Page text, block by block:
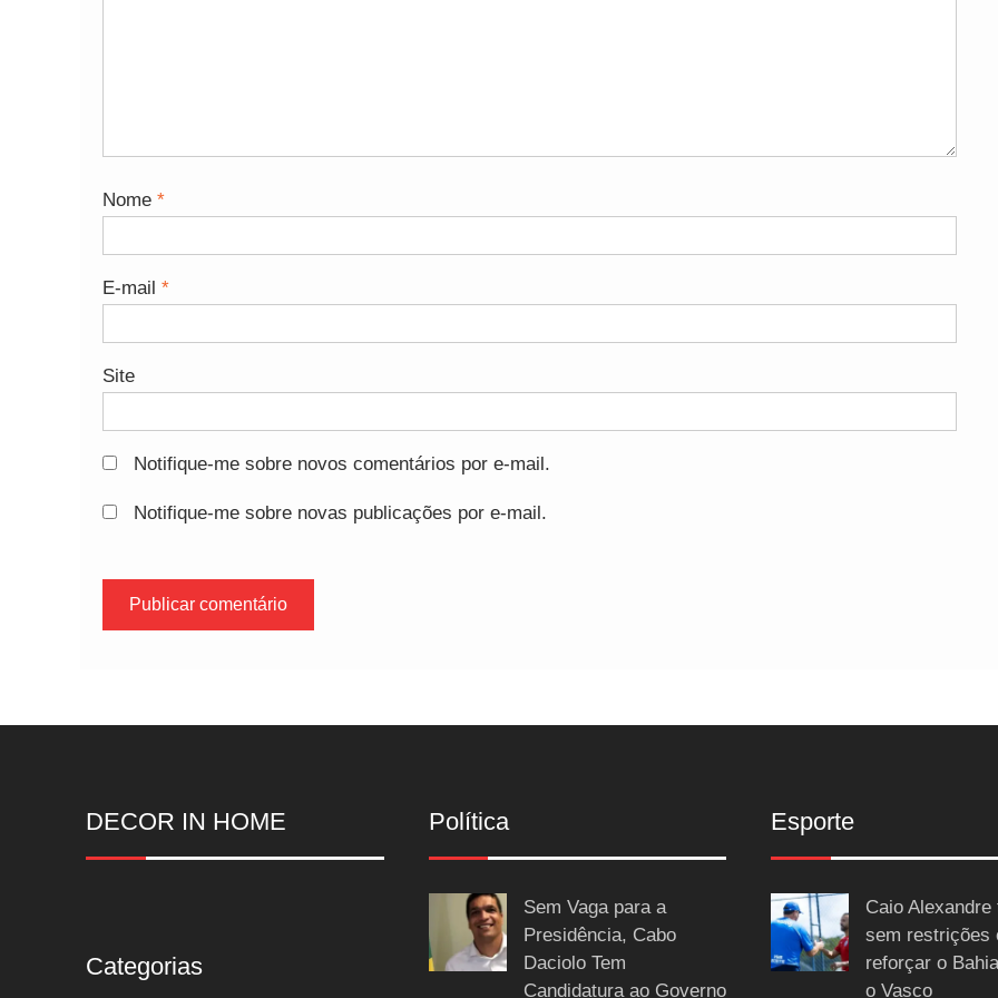
Nome *
E-mail *
Site
Notifique-me sobre novos comentários por e-mail.
Notifique-me sobre novas publicações por e-mail.
DECOR IN HOME
Categorias
Política
Sem Vaga para a
Presidência, Cabo
Daciolo Tem
Candidatura ao Governo
Esporte
Caio Alexandre
sem restrições
reforçar o
o Vasco